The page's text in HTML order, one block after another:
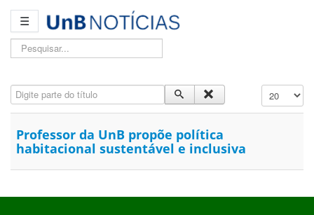
☰
Pesquisar...
Digite parte do título Exibir #
Professor da UnB propõe política
habitacional sustentável e inclusiva